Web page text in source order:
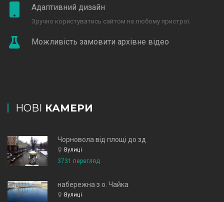
Адаптивний дизайн
Зручно користуватись сайтом на любому пристрої.
Можливість замовити архівне відео
НОВІ КАМЕРИ
Чорновола від площі до зд
Вулиці
3731 перегляд
набережна з о. Чайка
Вулиці